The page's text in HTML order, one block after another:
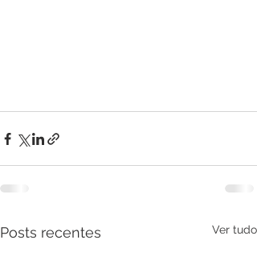
Posts recentes Ver tudo